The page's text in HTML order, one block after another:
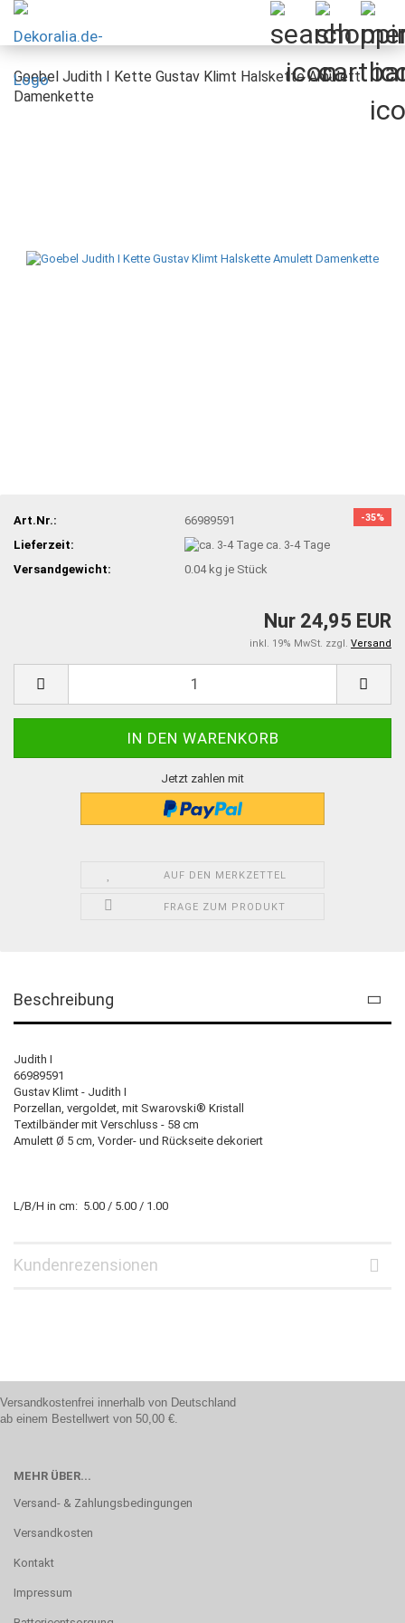
Goebel Judith I Kette Gustav Klimt Halskette Amulett
Damenkette
-35%
Art.Nr.:
66989591
Lieferzeit:
ca. 3-4 Tage
Versandgewicht:
0.04kg je Stück
Nur 24,95 EUR
inkl. 19% MwSt. zzgl. Versand
Jetzt zahlen mit
AUF DEN MERKZETTEL
FRAGE ZUM PRODUKT
Beschreibung
Judith I
66989591
Gustav Klimt - Judith I
Porzellan, vergoldet, mit Swarovski® Kristall
Textilbänder mit Verschluss - 58 cm
Amulett Ø 5 cm, Vorder- und Rückseite dekoriert
L/B/H in cm: 5.00 / 5.00 / 1.00
Kundenrezensionen
Versandkostenfrei innerhalb von Deutschland
ab einem Bestellwert von 50,00 €.
MEHR ÜBER...
Versand- & Zahlungsbedingungen
Versandkosten
Kontakt
Impressum